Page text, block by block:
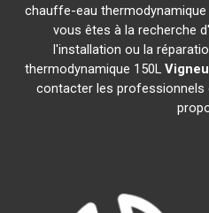
chauffe-eau thermodynamique
vous êtes à la recherche
l'installation ou la
thermodynamique 150L
contacter les